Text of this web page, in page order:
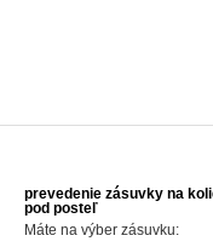
prevedenie zásuvky na
pod posteľ
Máte na výber zásuvku: